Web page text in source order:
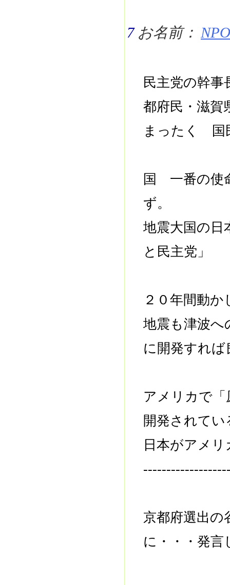
7 お名前：
民主党の幹
都府民・滋賀
まったく 国
国 一番の使
ず。
地震大国の
と民主党」
２０年間動
地震も津波
に開発すれば
アメリカで
開発されて
日本がアメ
京都府選出の
に・・・発言